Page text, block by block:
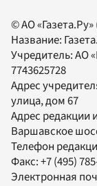
© АО
Название:
Учредитель:АО
7743625728
Адрес
улица, дом 67
Адрес редакции
Варшавское
Телефон
Факс:+7 (495)
Электронная